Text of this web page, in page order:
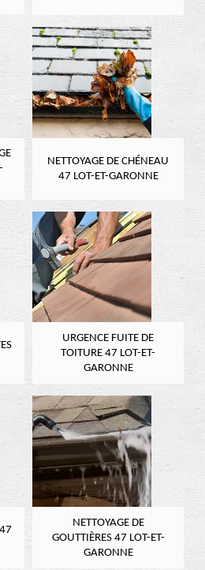
NETTOYAGE DE CHÉNEAU
47 LOT-ET-GARONNE
URGENCE FUITE DE
TOITURE 47 LOT-ET-
GARONNE
NETTOYAGE DE
GOUTTIÈRES 47 LOT-ET-
GARONNE